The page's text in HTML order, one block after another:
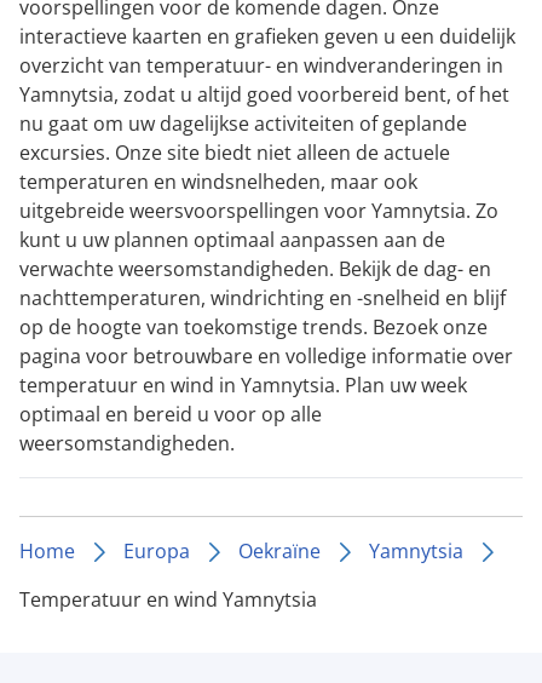
voorspellingen voor de komende dagen. Onze
interactieve kaarten en grafieken geven u een duidelijk
overzicht van temperatuur- en windveranderingen in
Yamnytsia, zodat u altijd goed voorbereid bent, of het
nu gaat om uw dagelijkse activiteiten of geplande
excursies. Onze site biedt niet alleen de actuele
temperaturen en windsnelheden, maar ook
uitgebreide weersvoorspellingen voor Yamnytsia. Zo
kunt u uw plannen optimaal aanpassen aan de
verwachte weersomstandigheden. Bekijk de dag- en
nachttemperaturen, windrichting en -snelheid en blijf
op de hoogte van toekomstige trends. Bezoek onze
pagina voor betrouwbare en volledige informatie over
temperatuur en wind in Yamnytsia. Plan uw week
optimaal en bereid u voor op alle
weersomstandigheden.
Home Europa Oekraïne
Yamnytsia
Temperatuur en wind Yamnytsia